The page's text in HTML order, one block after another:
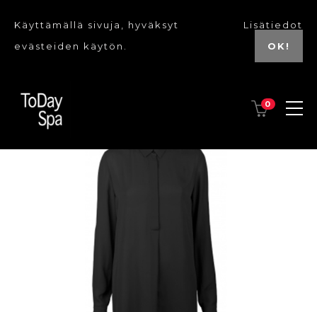
Käyttämällä sivuja, hyväksyt
evästeiden käytön.
Lisätiedot
OK!
0